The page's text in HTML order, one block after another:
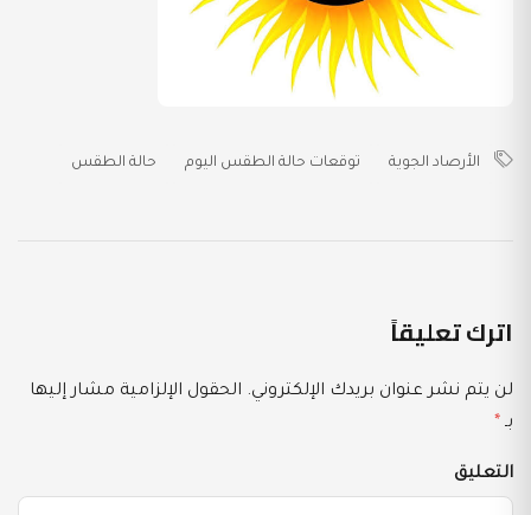
الأرصاد الجوية توقعات حالة الطقس اليوم حالة الطقس
اترك تعليقاً
لن يتم نشر عنوان بريدك الإلكتروني. الحقول الإلزامية مشار إليها
بـ *
التعليق